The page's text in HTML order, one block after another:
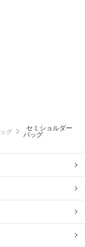
グ
セミショルダー
バッグ